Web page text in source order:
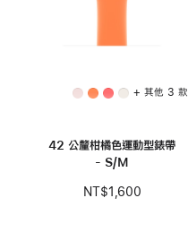
+ 其他 3 款
42 公釐柑橘色運動型錶帶
- S/M
NT$1,600